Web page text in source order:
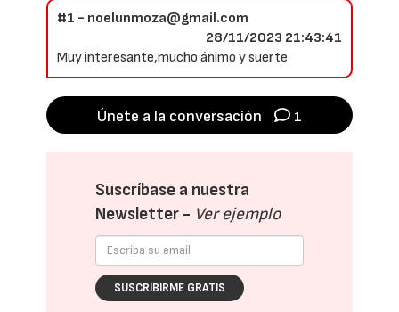
#1 - noelunmoza@gmail.com
28/11/2023 21:43:41
Muy interesante,mucho ánimo y suerte
Únete a la conversación 1
Suscríbase a nuestra
Newsletter - Ver ejemplo
SUSCRIBIRME GRATIS